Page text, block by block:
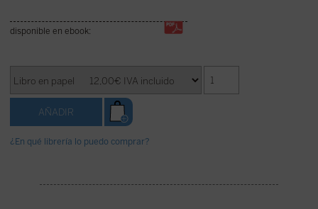
disponible en ebook:
¿En qué librería lo puedo comprar?